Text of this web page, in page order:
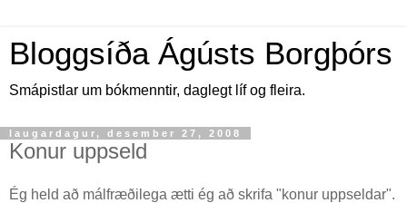
Bloggsíða Ágústs Borgþórs
Smápistlar um bókmenntir, daglegt líf og fleira.
laugardagur, desember 27, 2008
Konur uppseld
Ég held að málfræðilega ætti ég að skrifa "konur uppseldar".